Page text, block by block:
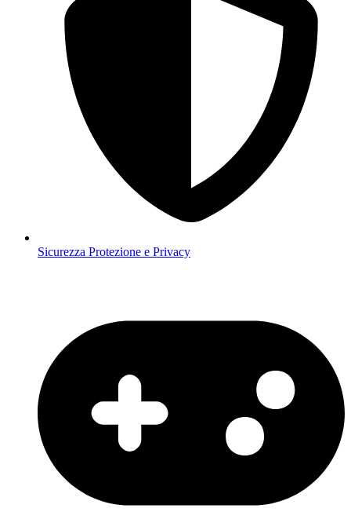
Sicurezza Protezione e Privacy